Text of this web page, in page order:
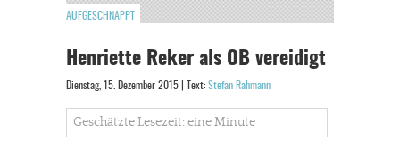
AUFGESCHNAPPT
Henriette Reker als OB vereidigt
Dienstag, 15. Dezember 2015 | Text: Stefan Rahmann
Geschätzte Lesezeit: eine Minute